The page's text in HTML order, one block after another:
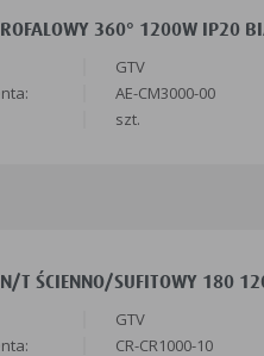
360° 1200W IP20
GTV
AE-CM3000-00
szt.
N/T ŚCIENNO/SUFITOWY 180
GTV
CR-CR1000-10